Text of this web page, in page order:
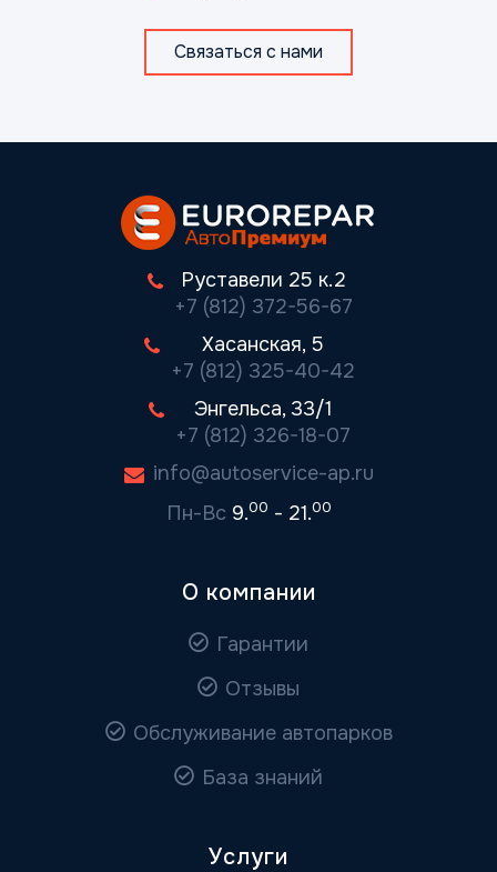
Связаться с нами
Руставели 25 к.2
+7 (812) 372-56-67
Хасанская, 5
+7 (812) 325-40-42
Энгельса, 33/1
+7 (812) 326-18-07
info@autoservice-ap.ru
Пн-Вс 9.00 - 21.00
О компании
Гарантии
Отзывы
Обслуживание автопарков
База знаний
Услуги